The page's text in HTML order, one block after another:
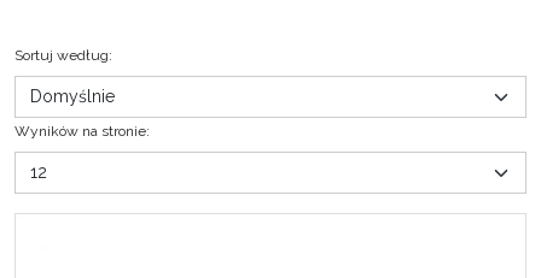
Sortuj według:
Wyników na stronie: